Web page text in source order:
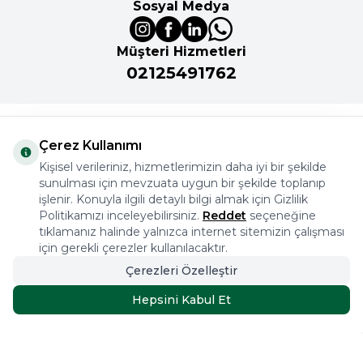
3.329,91TL SEPETE EKLE
Sosyal Medya
Müşteri Hizmetleri
02125491762
Önemli Bilgiler
Kurumsal
İkitelli Organize Sanayi Bölgesi Aykosan Sanayi Sitesi
2. Kısım 15. Ada C Blok Başakşehir İstanbul
Çerez Kullanımı
Kişisel verileriniz, hizmetlerimizin daha iyi bir şekilde
sunulması için mevzuata uygun bir şekilde toplanıp
işlenir. Konuyla ilgili detaylı bilgi almak için Gizlilik
Politikamızı inceleyebilirsiniz. Reddet seçeneğine
tıklamanız halinde yalnızca internet sitemizin çalışması
için gerekli çerezler kullanılacaktır.
Çerezleri Özelleştir
Hepsini Kabul Et